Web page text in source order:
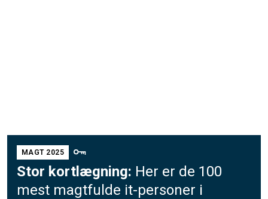
MAGT 2025
Stor kortlægning: Her er de 100
mest magtfulde it-personer i